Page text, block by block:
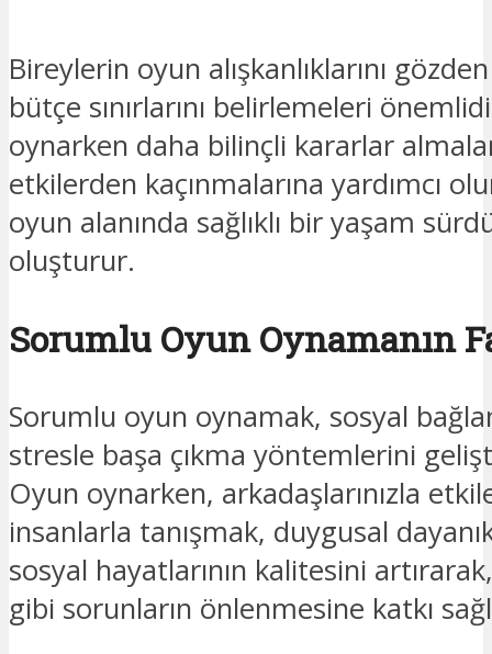
Bireylerin oyun alışkanlıklarını
bütçe sınırlarını belirlemeleri
oynarken daha bilinçli kararlar
etkilerden kaçınmalarına yardımcı
oyun alanında sağlıklı bir yaşam
oluşturur.
Sorumlu Oyun Oynamanın
Sorumlu oyun oynamak, sosyal
stresle başa çıkma yöntemlerini
Oyun oynarken, arkadaşlarınızla
insanlarla tanışmak, duygusal
sosyal hayatlarının kalitesini
gibi sorunların önlenmesine katkı